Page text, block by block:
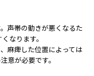
声帯の動きが悪くなるた
なります。
麻痺した位置によっては
意が必要です。